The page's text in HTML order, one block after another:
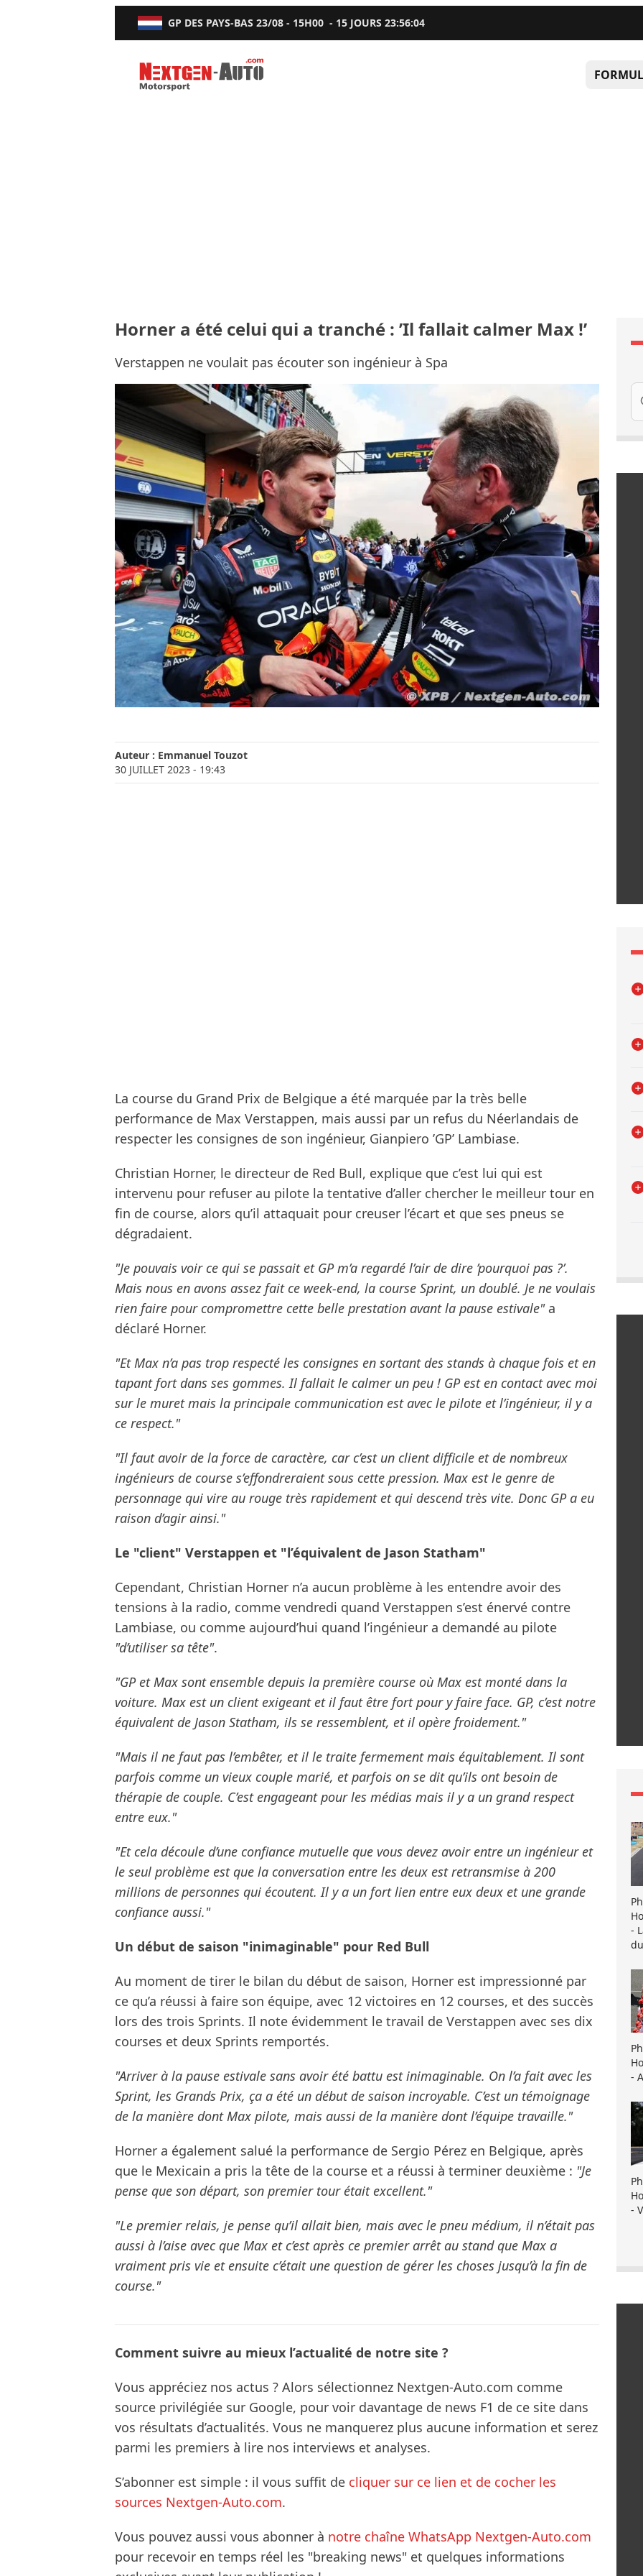
GP DES PAYS-BAS 23/08 - 15H00 - 15 JOURS23:56:03
Nextgen-Auto.com
Horner a été celui qui a tranché : ’Il fallait calmer Max !’
Verstappen ne voulait pas écouter son ingénieur à Spa
Auteur : Emmanuel Touzot
30 JUILLET 2023 - 19:43
La course du Grand Prix de Belgique a été marquée par la très belle
performance de Max Verstappen, mais aussi par un refus du Néerlandais de
respecter les consignes de son ingénieur, Gianpiero ’GP’ Lambiase.
Christian Horner, le directeur de Red Bull, explique que c’est lui qui est
intervenu pour refuser au pilote la tentative d’aller chercher le meilleur tour en
fin de course, alors qu’il attaquait pour creuser l’écart et que ses pneus se
dégradaient.
"Je pouvais voir ce qui se passait et GP m’a regardé l’air de dire ’pourquoi pas ?’.
Mais nous en avons assez fait ce week-end, la course Sprint, un doublé. Je ne voulais
rien faire pour compromettre cette belle prestation avant la pause estivale"a
déclaré Horner.
"Et Max n’a pas trop respecté les consignes en sortant des stands à chaque fois et en
tapant fort dans ses gommes. Il fallait le calmer un peu ! GP est en contact avec moi
sur le muret mais la principale communication est avec le pilote et l’ingénieur, il y a
ce respect."
"Il faut avoir de la force de caractère, car c’est un client difficile et de nombreux
ingénieurs de course s’effondreraient sous cette pression. Max est le genre de
personnage qui vire au rouge très rapidement et qui descend très vite. Donc GP a eu
raison d’agir ainsi."
Le "client" Verstappen et "l’équivalent de Jason Statham"
Cependant, Christian Horner n’a aucun problème à les entendre avoir des
tensions à la radio, comme vendredi quand Verstappen s’est énervé contre
Lambiase, ou comme aujourd’hui quand l’ingénieur a demandé au pilote
"d’utiliser sa tête".
"GP et Max sont ensemble depuis la première course où Max est monté dans la
voiture. Max est un client exigeant et il faut être fort pour y faire face. GP, c’est notre
équivalent de Jason Statham, ils se ressemblent, et il opère froidement."
"Mais il ne faut pas l’embêter, et il le traite fermement mais équitablement. Il sont
parfois comme un vieux couple marié, et parfois on se dit qu’ils ont besoin de
thérapie de couple. C’est engageant pour les médias mais il y a un grand respect
entre eux."
"Et cela découle d’une confiance mutuelle que vous devez avoir entre un ingénieur et
le seul problème est que la conversation entre les deux est retransmise à 200
millions de personnes qui écoutent. Il y a un fort lien entre eux deux et une grande
confiance aussi."
Un début de saison "inimaginable" pour Red Bull
Au moment de tirer le bilan du début de saison, Horner est impressionné par
ce qu’a réussi à faire son équipe, avec 12 victoires en 12 courses, et des succès
lors des trois Sprints. Il note évidemment le travail de Verstappen avec ses dix
courses et deux Sprints remportés.
"Arriver à la pause estivale sans avoir été battu est inimaginable. On l’a fait avec les
Sprint, les Grands Prix, ça a été un début de saison incroyable. C’est un témoignage
de la manière dont Max pilote, mais aussi de la manière dont l’équipe travaille."
Horner a également salué la performance de Sergio Pérez en Belgique, après
que le Mexicain a pris la tête de la course et a réussi à terminer deuxième : "Je
pense que son départ, son premier tour était excellent."
"Le premier relais, je pense qu’il allait bien, mais avec le pneu médium, il n’était pas
aussi à l’aise avec que Max et c’est après ce premier arrêt au stand que Max a
vraiment pris vie et ensuite c’était une question de gérer les choses jusqu’à la fin de
course."
Comment suivre au mieux l’actualité de notre site ?
Vous appréciez nos actus ? Alors sélectionnez Nextgen-Auto.com comme
source privilégiée sur Google, pour voir davantage de news F1 de ce site dans
vos résultats d’actualités. Vous ne manquerez plus aucune information et serez
parmi les premiers à lire nos interviews et analyses.
S’abonner est simple : il vous suffit de cliquer sur ce lien et de cocher les
sources Nextgen-Auto.com.
Vous pouvez aussi vous abonner à notre chaîne WhatsApp Nextgen-Auto.com
pour recevoir en temps réel les "breaking news" et quelques informations
-
-
-